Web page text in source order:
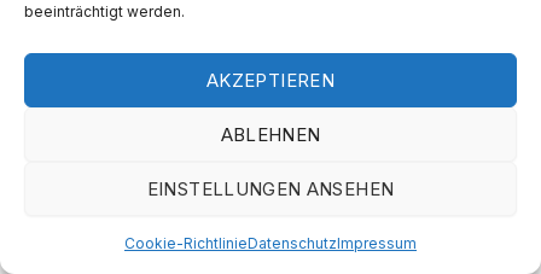
beeinträchtigt werden.
AKZEPTIEREN
ABLEHNEN
EINSTELLUNGEN ANSEHEN
Cookie-RichtlinieDatenschutzImpressum
Tags implementiert) werden daher z. B. noch keine
Google erfährt lediglich die IP-Adresse des Nutzers,
Dienstanbieter:
Mutterunternehmen: Google LLC, 1600 Amphitheatre
USA;Website: https://